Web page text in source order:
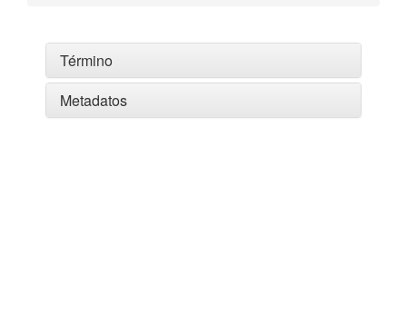
Término
Metadatos